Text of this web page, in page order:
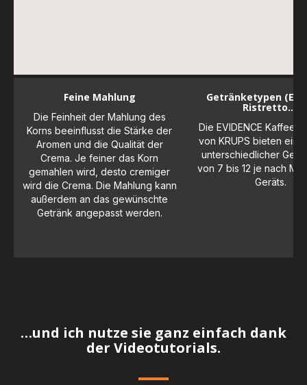
Feine Mahlung
Die Feinheit der Mahlung des
Korns beeinflusst die Stärke der
Aromen und die Qualität der
Crema. Je feiner das Korn
gemahlen wird, desto cremiger
wird die Crema. Die Mahlung kann
außerdem an das gewünschte
Getränk angepasst werden.
Getränketypen
Ristretto…)
Die EVIDENCE
von KRUPS bieten
unterschiedlicher
von 7 bis 12 je nach
Geräts.
…und ich nutze sie ganz einfach dank
der Videotutorials.